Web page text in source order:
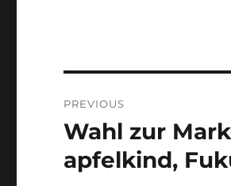
navigation
PREVIOUS
Previous
post:
Wahl zur
apfelkind,